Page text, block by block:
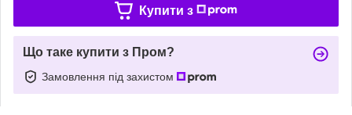
Купити з
Що таке купити з Пром?
Замовлення під захистом